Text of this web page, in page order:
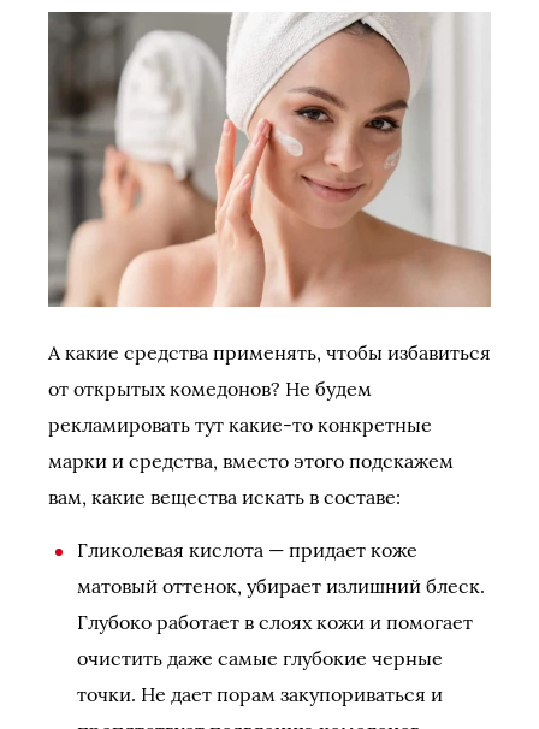
А какие средства применять, чтобы избавиться
от открытых комедонов? Не будем
рекламировать тут какие-то конкретные
марки и средства, вместо этого подскажем
вам, какие вещества искать в составе:
Гликолевая кислота — придает коже
матовый оттенок, убирает излишний блеск.
Глубоко работает в слоях кожи и помогает
очистить даже самые глубокие черные
точки. Не дает порам закупориваться и